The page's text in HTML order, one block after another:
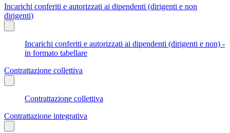
Incarichi conferiti e autorizzati ai dipendenti (dirigenti e non
dirigenti)
Incarichi conferiti e autorizzati ai dipendenti (dirigenti e non) -
in formato tabellare
Contrattazione collettiva
Contrattazione collettiva
Contrattazione integrativa